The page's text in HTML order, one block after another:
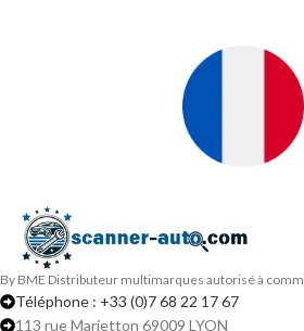
By BME Distributeur multimarques autorisé à
Téléphone : +33 (0)7 68 22 17 67
113 rue Marietton 69009 LYON